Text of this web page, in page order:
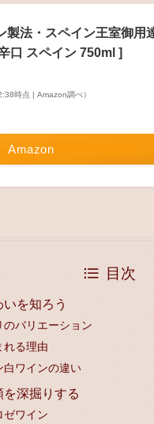
製法・スペイン王室御
口 スペイン 750ml ]
時点 | Amazon調べ）
Amazon
目次
を知ろう
のバリエーション
れる理由
白ワインの違い
を深掘りする
ゼワイン